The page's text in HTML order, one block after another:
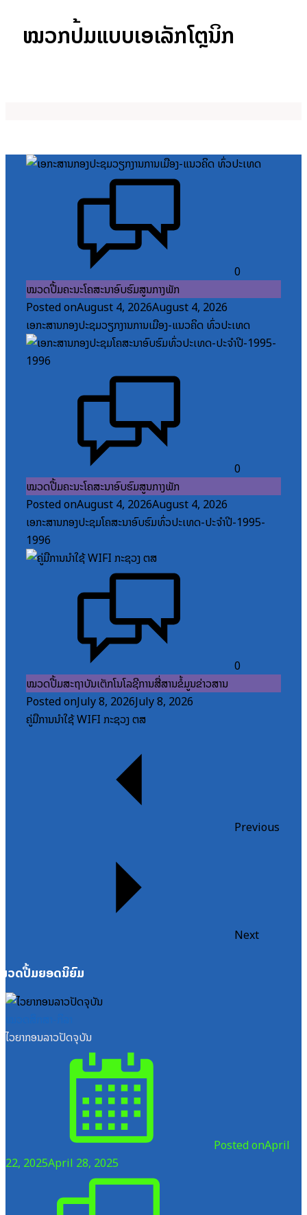
ໝວກປື້ມແບບເອເລັກໂຕຼນິກ
0
ໝວດປື້ມຄະນະໂຄສະນາອົບຮົມສູນກາງພັກ
Posted onAugust 4, 2026August 4, 2026
ເອກະສານກອງປະຊຸມວຽກງານການເມືອງ-ແນວຄິດ ທົ່ວປະເທດ
0
ໝວດປື້ມຄະນະໂຄສະນາອົບຮົມສູນກາງພັກ
Posted onAugust 4, 2026August 4, 2026
ເອກະສານກອງປະຊຸມໂຄສະນາອົບຮົມທົ່ວປະເທດ-ປະຈໍາປີ-1995-
1996
0
ໝວດປື້ມສະຖາບັນເຕັກໂນໂລຊີການສື່ສານຂໍ້ມູນຂ່າວສານ
Posted onJuly 8, 2026July 8, 2026
ຄູ່ມືການນຳໃຊ້ WIFI ກະຊວງ ຕສ
Previous
Next
ດປື້ມຍອດນິຍົມ
ໄວຍາກອນລາວປັດຈຸບັນ
Posted onApril
22, 2025April 28, 2025